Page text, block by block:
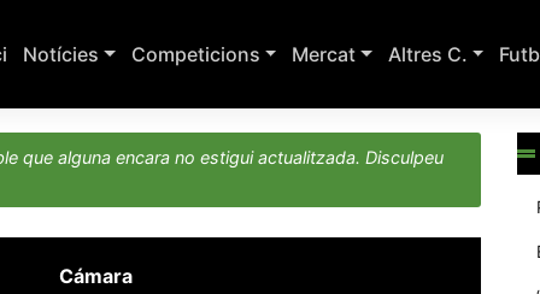
Notícies Competicions Mercat Altres C.
que alguna encara no estigui actualitzada. Disculpeu
Cámara